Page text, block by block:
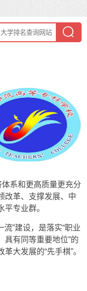
系和更高质量更充分
改革、支撑发展、中
专业群。
流”建设，是落实“职业
具有同等重要地位”的
大发展的“先手棋”。